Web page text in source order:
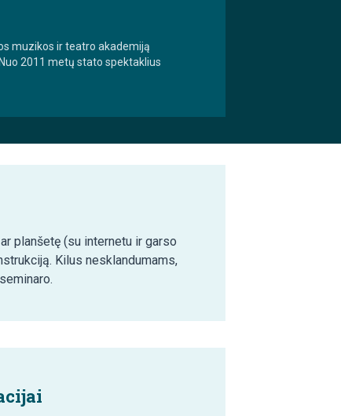
muzikos ir teatro akademiją
2011 metų stato spektaklius
planšetę (su internetu ir garso
Kilus nesklandumams,